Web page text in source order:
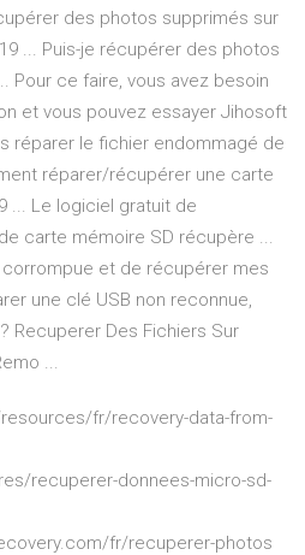
des photos supprimés sur
... Puis-je récupérer des photos
Pour ce faire, vous avez besoin
et vous pouvez essayer Jihosoft
réparer le fichier endommagé de
réparer/récupérer une carte
... Le logiciel gratuit de
carte mémoire SD récupère ...
et de récupérer mes
une clé USB non reconnue,
Recuperer Des Fichiers Sur
...
fr/recovery-data-from-
recuperer-donnees-micro-sd-
fr/recuperer-photos